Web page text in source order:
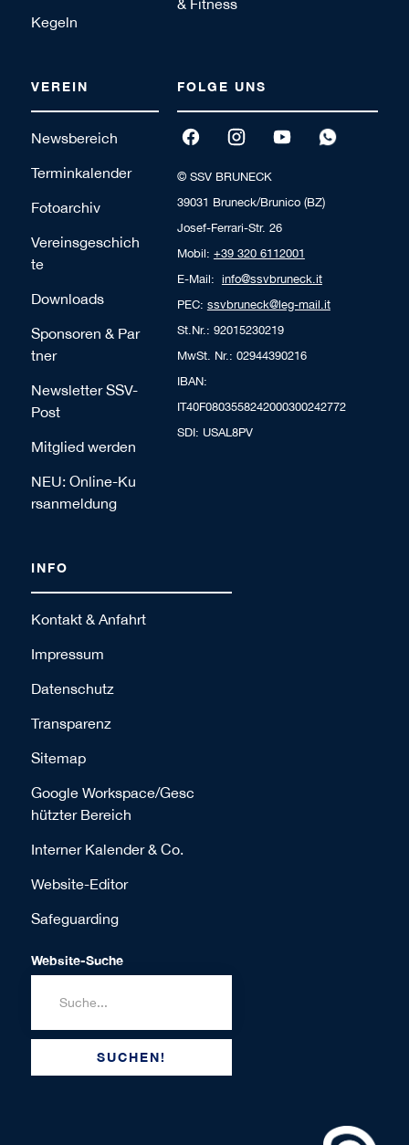
Kegeln
& Fitness
VEREIN
Newsbereich
Terminkalender
Fotoarchiv
Vereinsgeschich
te
Downloads
Sponsoren & Par
tner
Newsletter SSV-
Post
Mitglied werden
NEU: Online-Ku
rsanmeldung
FOLGE UNS
© SSV BRUNECK
39031 Bruneck/Brunico (BZ)
Josef-Ferrari-Str. 26
Mobil: +39 320 6112001
E-Mail: info@ssvbruneck.it
PEC: ssvbruneck@leg-mail.it
St.Nr.: 92015230219
MwSt. Nr.: 02944390216
IBAN:
IT40F0803558242000300242772
SDI: USAL8PV
INFO
Kontakt & Anfahrt
Impressum
Datenschutz
Transparenz
Sitemap
Google Workspace/Gesc
hützter Bereich
Interner Kalender & Co.
Website-Editor
Safeguarding
Website-Suche